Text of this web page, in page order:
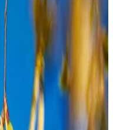
Orte in Deutschland
um die Belastung